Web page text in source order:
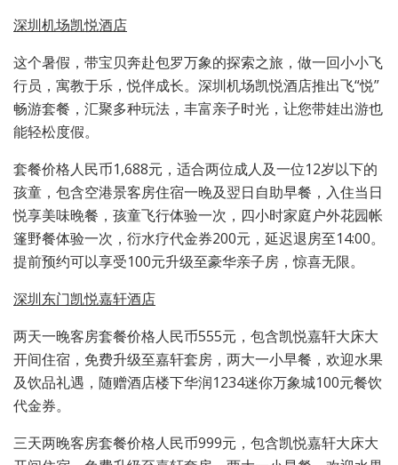
深圳机场凯悦酒店
这个暑假，带宝贝奔赴包罗万象的探索之旅，做一回小小飞
行员，寓教于乐，悦伴成长。深圳机场凯悦酒店推出飞“悦”
畅游套餐，汇聚多种玩法，丰富亲子时光，让您带娃出游也
能轻松度假。
套餐价格人民币1,688元，适合两位成人及一位12岁以下的
孩童，包含空港景客房住宿一晚及翌日自助早餐，入住当日
悦享美味晚餐，孩童飞行体验一次，四小时家庭户外花园帐
篷野餐体验一次，衍水疗代金券200元，延迟退房至14:00。
提前预约可以享受100元升级至豪华亲子房，惊喜无限。
深圳东门凯悦嘉轩酒店
两天一晚客房套餐价格人民币555元，包含凯悦嘉轩大床大
开间住宿，免费升级至嘉轩套房，两大一小早餐，欢迎水果
及饮品礼遇，随赠酒店楼下华润1234迷你万象城100元餐饮
代金券。
三天两晚客房套餐价格人民币999元，包含凯悦嘉轩大床大